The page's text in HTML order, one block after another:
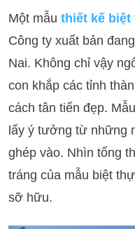
Một mẫu thiết kế biệt
Công ty xuất bản
Nai. Không chỉ vậy
con khắp các tỉnh
cách tân tiến đẹp.
lấy ý tưởng từ những
ghép vào. Nhìn tổng
tráng của mẫu biệt
sỡ hữu.